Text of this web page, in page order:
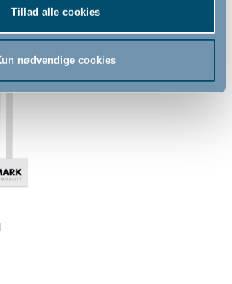
Tillad alle cookies
nødvendige cookies
produkter